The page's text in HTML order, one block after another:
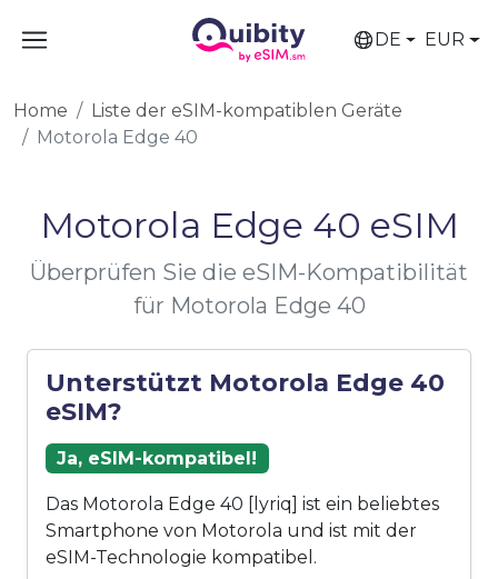
DE EUR
Home
Liste der eSIM-kompatiblen Geräte
Motorola Edge 40
Motorola Edge 40 eSIM
Überprüfen Sie die eSIM-Kompatibilität
für Motorola Edge 40
Unterstützt Motorola Edge 40
eSIM?
Ja, eSIM-kompatibel!
Das Motorola Edge 40 [lyriq] ist ein beliebtes
Smartphone von Motorola und ist mit der
eSIM-Technologie kompatibel.